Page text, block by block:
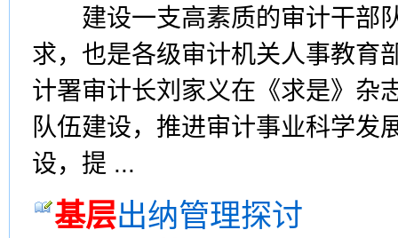
建设一支高素质的审计干部队
求，也是各级审计机关人事教育
计署审计长刘家义在《求是》杂
队伍建设，推进审计事业科学发
设，提 ...
基层出纳管理探讨